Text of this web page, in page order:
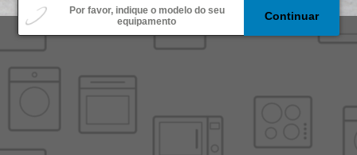
Por favor, indique o modelo do seu
equipamento
Continuar